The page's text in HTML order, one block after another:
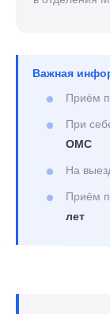
Важная
Приём
При
ОМС
На
Приём
лет